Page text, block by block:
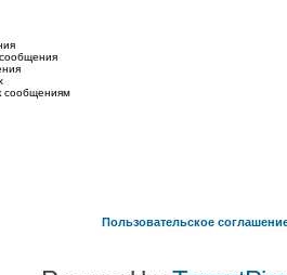
сообщениям
Пользовательское